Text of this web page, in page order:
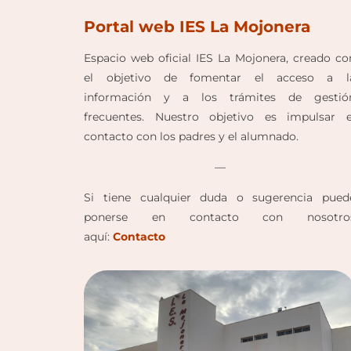
Portal web IES La Mojonera
Espacio web oficial IES La Mojonera, creado
el objetivo de fomentar el acceso a
información y a los trámites de
frecuentes. Nuestro objetivo es impulsar
contacto con los padres y el alumnado.
—
Si tiene cualquier duda o sugerencia
ponerse en contacto con
aquí:Contacto